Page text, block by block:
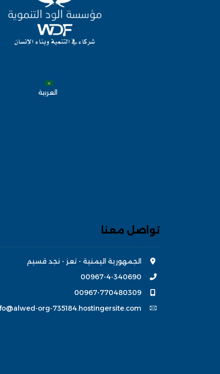
العربية
تواصل معنا
الجمهورية اليمنية - تعز - نجد قسيم
00967-4-340690
00967-770480309
org-735184.hostingersite.com